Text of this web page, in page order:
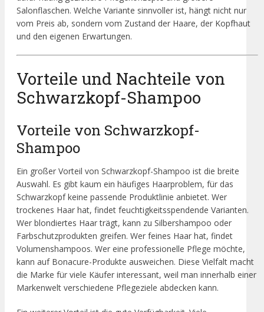
Salonflaschen. Welche Variante sinnvoller ist, hängt nicht nur
vom Preis ab, sondern vom Zustand der Haare, der Kopfhaut
und den eigenen Erwartungen.
Vorteile und Nachteile von
Schwarzkopf-Shampoo
Vorteile von Schwarzkopf-
Shampoo
Ein großer Vorteil von Schwarzkopf-Shampoo ist die breite
Auswahl. Es gibt kaum ein häufiges Haarproblem, für das
Schwarzkopf keine passende Produktlinie anbietet. Wer
trockenes Haar hat, findet feuchtigkeitsspendende Varianten.
Wer blondiertes Haar trägt, kann zu Silbershampoo oder
Farbschutzprodukten greifen. Wer feines Haar hat, findet
Volumenshampoos. Wer eine professionelle Pflege möchte,
kann auf Bonacure-Produkte ausweichen. Diese Vielfalt macht
die Marke für viele Käufer interessant, weil man innerhalb einer
Markenwelt verschiedene Pflegeziele abdecken kann.